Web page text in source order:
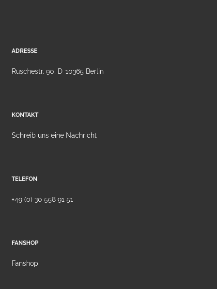
ADRESSE
Ruschestr. 90, D-10365 Berlin
KONTAKT
Schreib uns eine Nachricht
TELEFON
+49 (0) 30 558 91 51
FANSHOP
Fanshop